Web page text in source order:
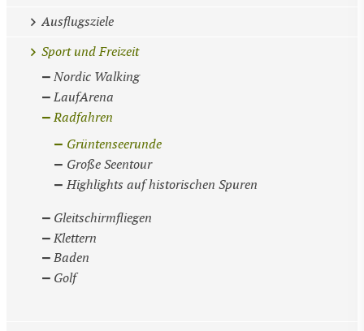
Ausflugsziele
Sport und Freizeit
Nordic Walking
LaufArena
Radfahren
Grüntenseerunde
Große Seentour
Highlights auf historischen Spuren
Gleitschirmfliegen
Klettern
Baden
Golf